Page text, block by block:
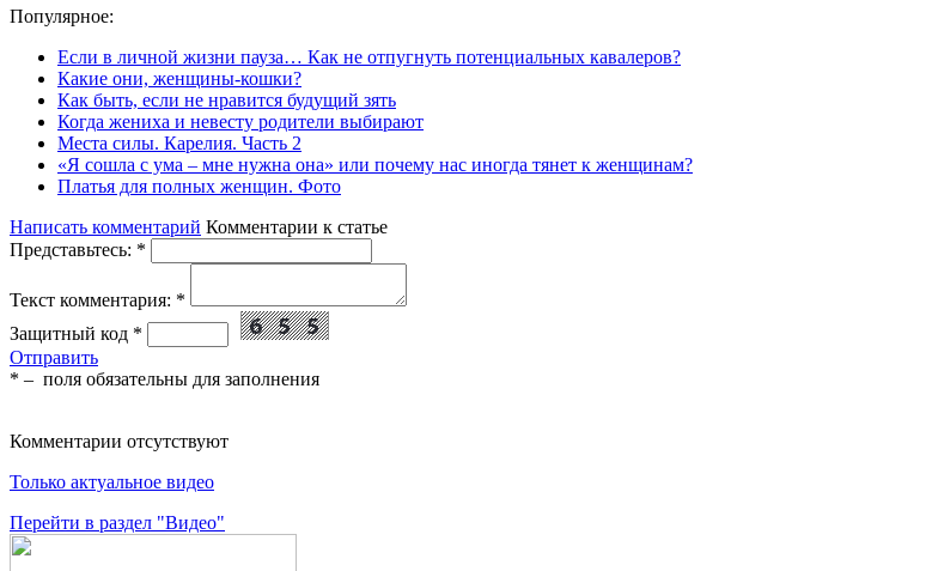
Популярное:
Если в личной жизни пауза… Как не отпугнуть потенциальных кавалеров?
Какие они, женщины-кошки?
Как быть, если не нравится будущий зять
Когда жениха и невесту родители выбирают
Места силы. Карелия. Часть 2
«Я сошла с ума – мне нужна она» или почему нас иногда тянет к женщинам?
Платья для полных женщин. Фото
Написать комментарий Комментарии к статье
Представьтесь: *
Текст комментария: *
Защитный код *
Отправить
* – поля обязательны для заполнения
Комментарии отсутствуют
Только актуальное видео
Перейти в раздел "Видео"